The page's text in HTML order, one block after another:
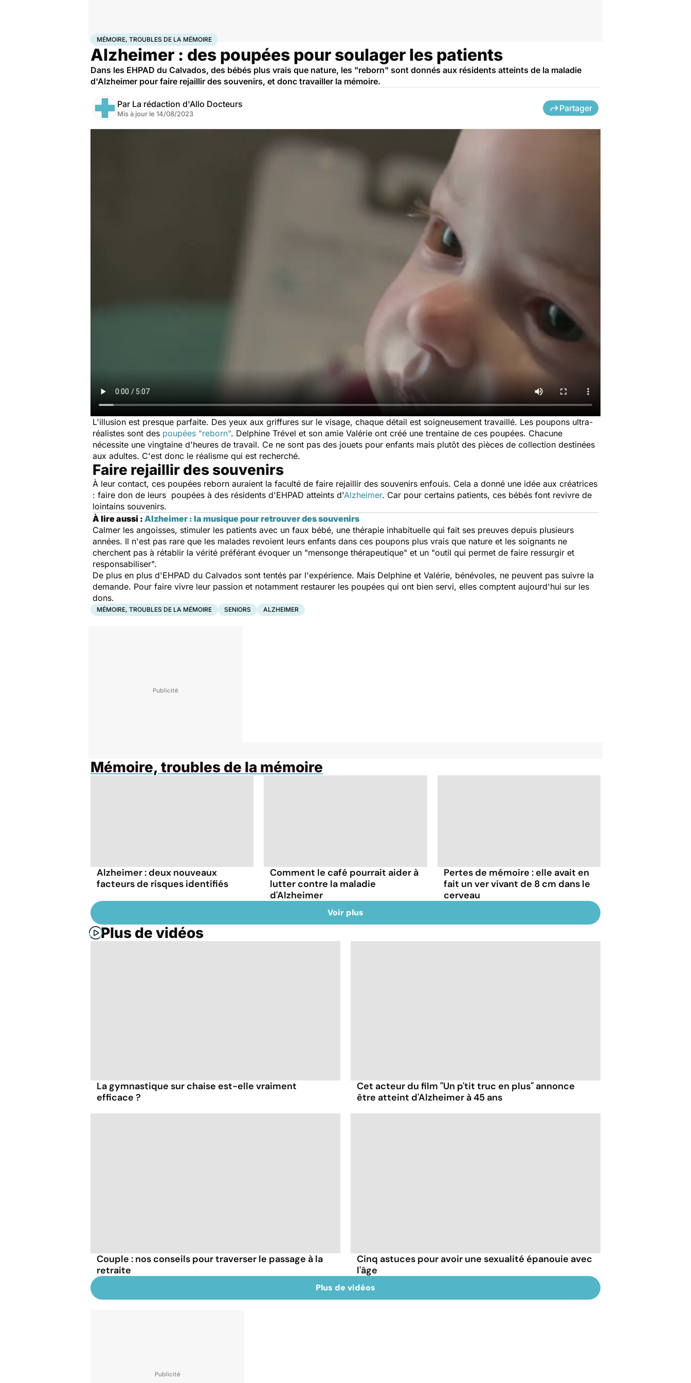
AccueilSanté MaladiesMémoire, troubles de la mémoire
MÉMOIRE, TROUBLES DE LA MÉMOIRE
Alzheimer : des poupées pour soulager les patients
Dans les EHPAD du Calvados, des bébés plus vrais que nature, les "reborn" sont donnés aux résidents atteints de la maladie
d'Alzheimer pour faire rejaillir des souvenirs, et donc travailler la mémoire.
Par La rédaction d'Allo Docteurs
Mis à jour le 14/08/2023
Partager
L'illusion est presque parfaite. Des yeux aux griffures sur le visage, chaque détail est soigneusement travaillé. Les poupons ultra-
réalistes sont des poupées "reborn". Delphine Trével et son amie Valérie ont créé une trentaine de ces poupées. Chacune
nécessite une vingtaine d'heures de travail. Ce ne sont pas des jouets pour enfants mais plutôt des pièces de collection destinées
aux adultes. C'est donc le réalisme qui est recherché.
Faire rejaillir des souvenirs
À leur contact, ces poupées reborn auraient la faculté de faire rejaillir des souvenirs enfouis. Cela a donné une idée aux créatrices
: faire don de leurs poupées à des résidents d'EHPAD atteints d'Alzheimer. Car pour certains patients, ces bébés font revivre de
lointains souvenirs.
À lire aussi : Alzheimer : la musique pour retrouver des souvenirs
Calmer les angoisses, stimuler les patients avec un faux bébé, une thérapie inhabituelle qui fait ses preuves depuis plusieurs
années. Il n'est pas rare que les malades revoient leurs enfants dans ces poupons plus vrais que nature et les soignants ne
cherchent pas à rétablir la vérité préférant évoquer un "mensonge thérapeutique" et un "outil qui permet de faire ressurgir et
responsabiliser".
De plus en plus d'EHPAD du Calvados sont tentés par l'expérience. Mais Delphine et Valérie, bénévoles, ne peuvent pas suivre la
demande. Pour faire vivre leur passion et notamment restaurer les poupées qui ont bien servi, elles comptent aujourd'hui sur les
dons.
MÉMOIRE, TROUBLES DE LA MÉMOIRE SENIORS ALZHEIMER
Mémoire, troubles de la mémoire
Alzheimer : deux nouveaux
facteurs de risques identifiés
Comment le café pourrait aider à
lutter contre la maladie
d'Alzheimer
Pertes de mémoire : elle avait en
fait un ver vivant de 8 cm dans le
cerveau
Voir plus
Plus de vidéos
La gymnastique sur chaise est-elle vraiment
efficace ?
Cet acteur du film "Un p'tit truc en plus" annonce
être atteint d'Alzheimer à 45 ans
Couple : nos conseils pour traverser le passage à la
retraite
Cinq astuces pour avoir une sexualité épanouie avec
l'âge
Plus de vidéos